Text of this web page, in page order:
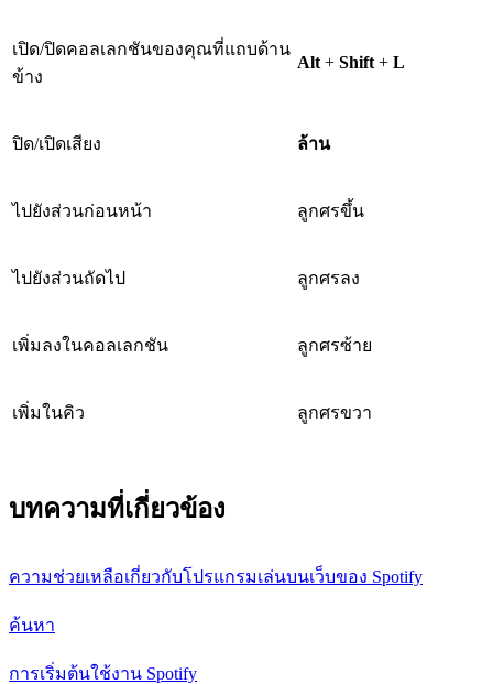
เปิด/ปิดคอลเลกชันของคุณที่แถบด้าน
ข้าง
Alt + Shift + L
ปิด/เปิดเสียง ล้าน
ไปยังส่วนก่อนหน้า ลูกศรขึ้น
ไปยังส่วนถัดไป ลูกศรลง
เพิ่มลงในคอลเลกชัน ลูกศรซ้าย
เพิ่มในคิว ลูกศรขวา
บทความที่เกี่ยวข้อง
ความช่วยเหลือเกี่ยวกับโปรแกรมเล่นบนเว็บของ Spotify
ค้นหา
การเริ่มต้นใช้งาน Spotify